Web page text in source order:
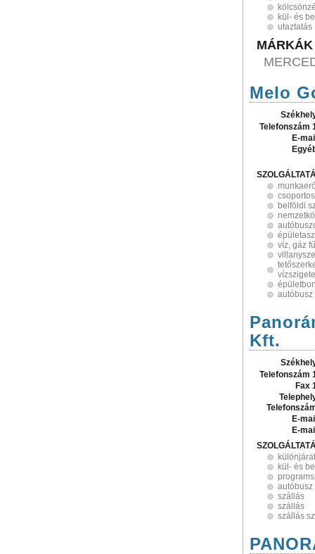
kül- és
utaztatás
MÁRKÁK
Melo
Telefonszám
E-
belföldi
víz, gáz
Kft.
Telefonszám
Fax
E-
E-
kül- és
szállás
szállás
szállás